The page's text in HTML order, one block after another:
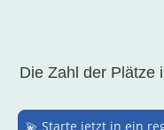
Die Zahl der Plätze
💫 Starte jetzt in ein